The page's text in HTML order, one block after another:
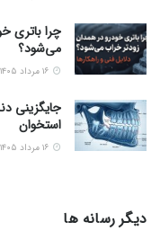
چرا باتری
می‌شود؟
جایگزینی
استخوان
دیگر رسانه ها